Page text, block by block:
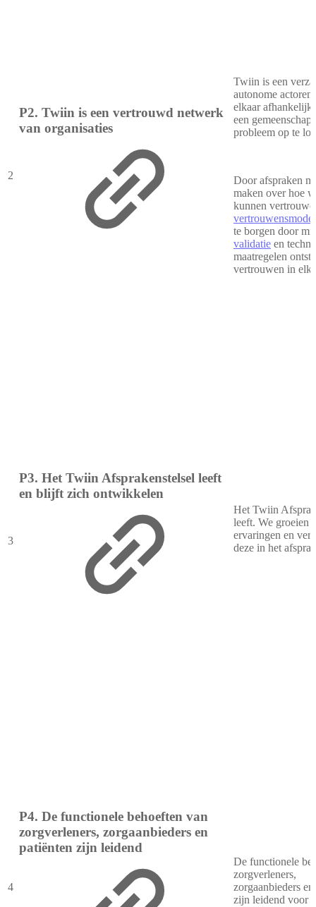
2
P2. Twiin is een vertrouwd netwerk
van organisaties
Twiin is een
autonome actoren
elkaar afhankelijk
een
probleem op te
Door afspraken
maken over hoe
kunnen
vertrouwensmodel
te borgen door
validatie en
maatregelen
vertrouwen in
3
P3. Het Twiin Afsprakenstelsel leeft
en blijft zich ontwikkelen
Het Twiin
leeft. We groeien
ervaringen en
deze in het
4
P4. De functionele behoeften van
zorgverleners, zorgaanbieders en
patiënten zijn leidend
De functionele
zorgverleners,
zorgaanbieders
zijn leidend voor